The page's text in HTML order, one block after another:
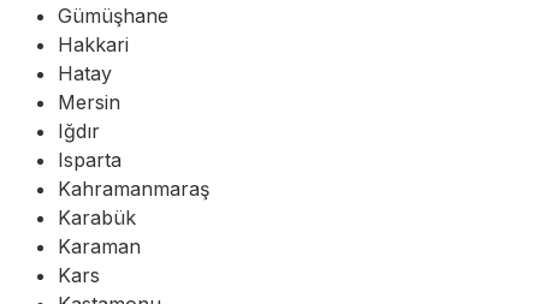
Gümüşhane
Hakkari
Hatay
Mersin
Iğdır
Isparta
Kahramanmaraş
Karabük
Karaman
Kars